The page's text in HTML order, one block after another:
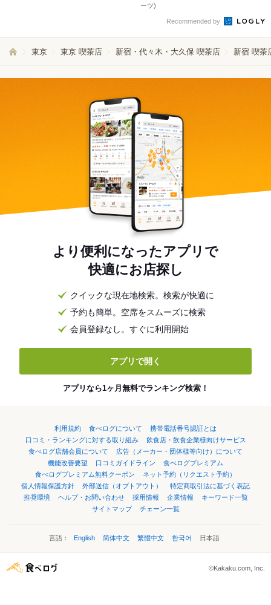
ーツ)
Recommended by
東京 東京 喫茶店 新宿・代々木・大久保 喫茶店 新宿 喫茶
より便利になったアプリで
快適にお店探し
クイックな現在地検索。検索が快適に
予約も簡単。空席をスムーズに検索
会員登録なし。すぐに利用開始
アプリで開く
アプリなら1ヶ月無料でランキング検索！
利用規約 食べログについて
携帯電話番号認証とは
口コミ・ランキングに対する取り組み
飲食店・飲食企業様向けサービス
食べログ店舗会員について
広告（メーカー・団体様等向け）について
機能改善要望
口コミガイドライン
食べログプレミアム
食べログプレミアム無料クーポン
ネット予約（リクエスト予約）
個人情報保護方針
外部送信（オプトアウト）
特定商取引法に基づく表記
推奨環境
ヘルプ・お問い合わせ 採用情報 企業情報
キーワード一覧
サイトマップ
チェーン一覧
言語： English 简体中文 繁體中文 한국어 日本語
©Kakaku.com, Inc.